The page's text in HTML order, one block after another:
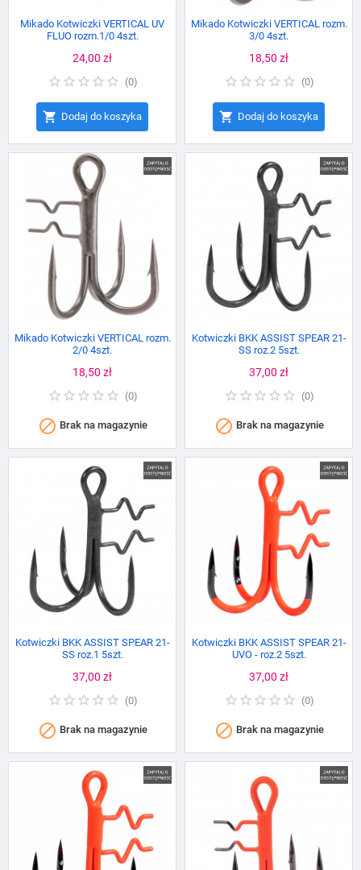
Mikado Kotwiczki VERTICAL UV
FLUO rozm.1/0 4szt.
Cena
24,00 zł
(0)
 Dodaj do koszyka
Mikado Kotwiczki VERTICAL rozm.
3/0 4szt.
Cena
18,50 zł
(0)
 Dodaj do koszyka
Mikado Kotwiczki VERTICAL rozm.
2/0 4szt.
Cena
18,50 zł
(0)
 Brak na magazynie
Kotwiczki BKK ASSIST SPEAR 21-
SS roz.2 5szt.
Cena
37,00 zł
(0)
 Brak na magazynie
Kotwiczki BKK ASSIST SPEAR 21-
SS roz.1 5szt.
Cena
37,00 zł
(0)
 Brak na magazynie
Kotwiczki BKK ASSIST SPEAR 21-
UVO - roz.2 5szt.
Cena
37,00 zł
(0)
 Brak na magazynie